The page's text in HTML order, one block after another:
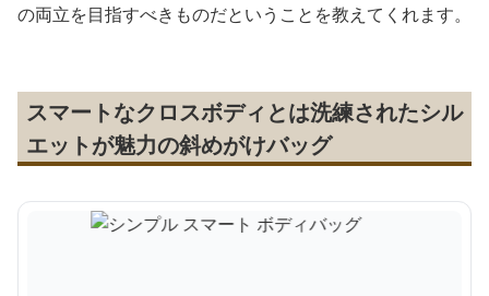
の両立を目指すべきものだということを教えてくれます。
スマートなクロスボディとは洗練されたシル
エットが魅力の斜めがけバッグ